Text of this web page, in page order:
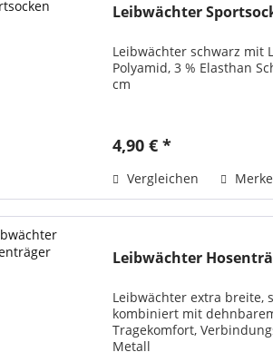
Leibwächter
Leibwächter schwarz mit
Polyamid, 3 % Elasthan
cm
4,90 € *
Vergleichen
Leibwächter
Leibwächter extra breite,
kombiniert mit
Tragekomfort,
Metall